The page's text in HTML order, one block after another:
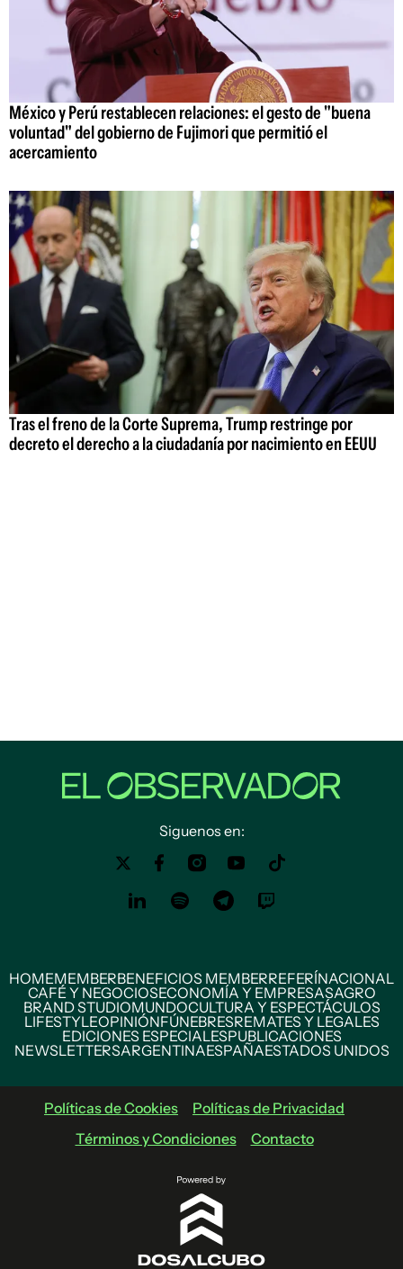
México y Perú restablecen relaciones: el gesto de "buena
voluntad" del gobierno de Fujimori que permitió el
acercamiento
Tras el freno de la Corte Suprema, Trump restringe por
decreto el derecho a la ciudadanía por nacimiento en EEUU
Siguenos en:
HOMEMEMBERBENEFICIOS MEMBERREFERÍNACIONAL
CAFÉ Y NEGOCIOSECONOMÍA Y EMPRESASAGRO
BRAND STUDIOMUNDOCULTURA Y ESPECTÁCULOS
LIFESTYLEOPINIÓNFÚNEBRESREMATES Y LEGALES
EDICIONES ESPECIALESPUBLICACIONES
NEWSLETTERSARGENTINAESPAÑAESTADOS UNIDOS
Políticas de Cookies
Políticas de Privacidad
Términos y Condiciones
Contacto